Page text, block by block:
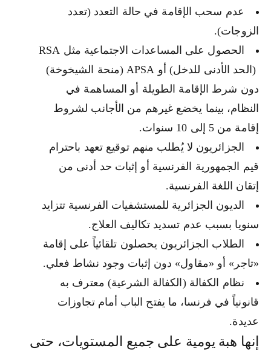
عدم سحب الإقامة في حالة التعدد (تعدد
الزوجات).
الحصول على المساعدات الاجتماعية مثل RSA
(الحد الأدنى للدخل) أو APSA (منحة الشيخوخة)
دون شرط الإقامة الطويلة أو المساهمة في
النظام، بينما يخضع غيرهم من الأجانب لشروط
إقامة من 5 إلى 10 سنوات.
الجزائريون لا يُطلب منهم توقيع تعهد باحترام
قيم الجمهورية الفرنسية أو إثبات حد أدنى من
إتقان اللغة الفرنسية.
الديون الجزائرية للمستشفيات الفرنسية تتزايد
سنويا بسبب عدم تسديد تكاليف العلاج.
الطلاب الجزائريون يحصلون تلقائياً على إقامة
«تاجر» أو «مقاول» دون إثبات وجود نشاط فعلي.
نظام الكفالة (الكفالة الشرعية) معترف به
قانونياً في فرنسا، ما يفتح الباب أمام تجاوزات
عديدة.
إنها هبة يومية على جميع المستويات، حتى